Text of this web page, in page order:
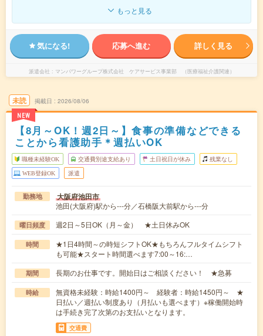
もっと見る
気になる! 応募へ進む 詳しく見る
派遣会社 マンパワーグループ株式会社 ケアサービス事業部 （医療福祉介護関連）
未読
NEW
掲載日 2026/08/06
【8月～OK！週2日～】食事の準備などできる
ことから看護助手＊週払いOK
職種未経験OK 交通費別途支給あり 土日祝日が休み 残業なし
WEB登録OK 派遣
勤務地 大阪府池田市
池田(大阪府)駅から---分／石橋阪大前駅から---分
曜日頻度 週2日～5日OK（月～金） ★土日休みOK
時間
★1日4時間～の時短シフトOK★もちろんフルタイムシフト
も可能★スタート時間選べます7:00～16:…
期間 長期のお仕事です。開始日はご相談ください！ ★急募
時給
無資格未経験：時給1400円～ 経験者：時給1450円～ ★
日払い／週払い制度あり（月払いも選べます）※稼働開始時
は手続き完了次第のお支払いとなります。
交通費